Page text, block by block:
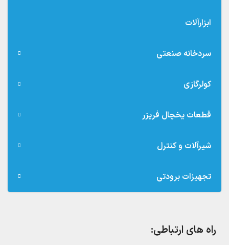
ابزارآلات
سردخانه صنعتی
کولرگازی
قطعات یخچال فریزر
شیرآلات و کنترل
تجهیزات برودتی
راه های ارتباطی: